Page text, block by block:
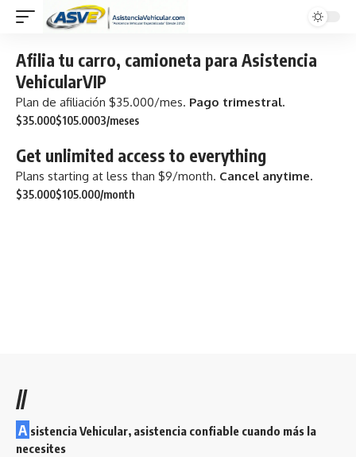
Afilia tu carro, camioneta para Asistencia
VehicularVIP
Plan de afiliación $35.000/mes. Pago trimestral.
$35.000$105.0003/meses
Get unlimited access to everything
Plans starting at less than $9/month. Cancel anytime.
$35.000$105.000/month
//
A sistencia Vehicular, asistencia confiable cuando más la
necesites